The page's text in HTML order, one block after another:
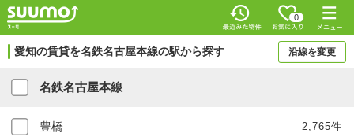
0
愛知の賃貸を名鉄名古屋本線の駅から探す 沿線を変更
名鉄名古屋本線
豊橋 2,765件